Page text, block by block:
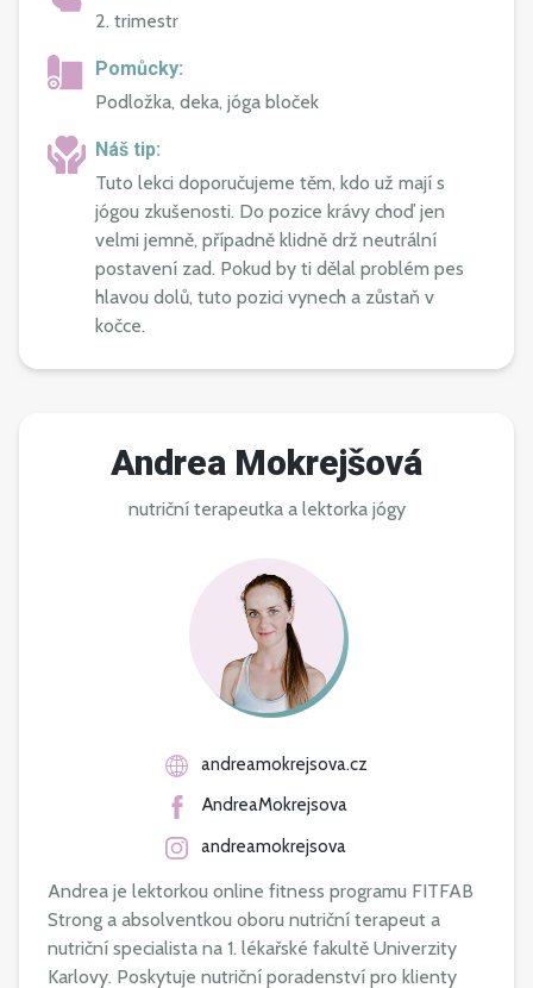
2. trimestr
Pomůcky:
Podložka, deka, jóga bloček
Náš tip:
Tuto lekci doporučujeme těm, kdo už mají s
jógou zkušenosti. Do pozice krávy choď jen
velmi jemně, případně klidně drž neutrální
postavení zad. Pokud by ti dělal problém pes
hlavou dolů, tuto pozici vynech a zůstaň v
kočce.
Andrea Mokrejšová
nutriční terapeutka a lektorka jógy
andreamokrejsova.cz
AndreaMokrejsova
andreamokrejsova
Andrea je lektorkou online fitness programu FITFAB
Strong a absolventkou oboru nutriční terapeut a
nutriční specialista na 1. lékařské fakultě Univerzity
Karlovy. Poskytuje nutriční poradenství pro klienty